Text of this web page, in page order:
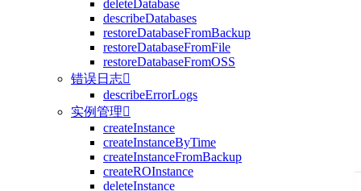
deleteDatabase
describeDatabases
restoreDatabaseFromBackup
restoreDatabaseFromFile
restoreDatabaseFromOSS
错误日志
describeErrorLogs
实例管理
createInstance
createInstanceByTime
createInstanceFromBackup
createROInstance
deleteInstance